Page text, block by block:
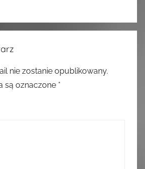
nie zostanie opublikowany.
są oznaczone *